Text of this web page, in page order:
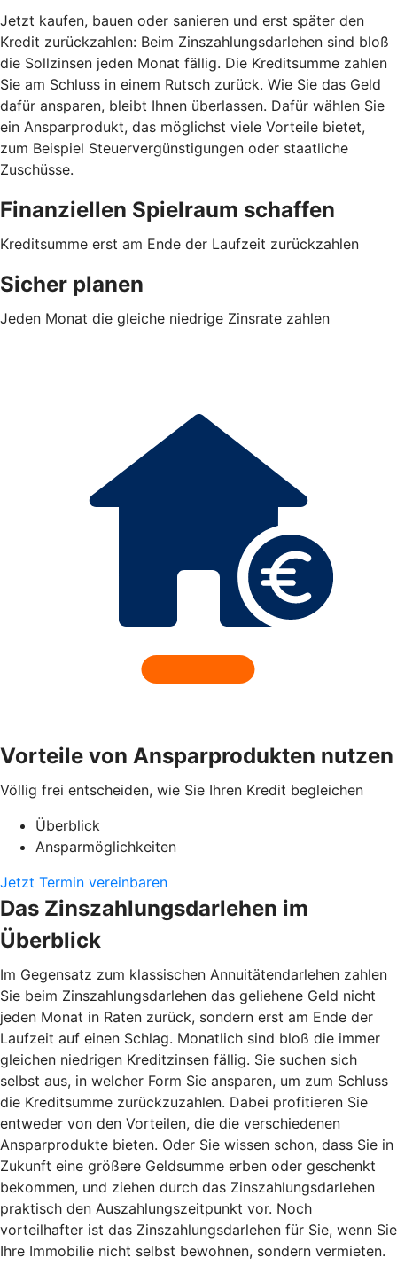
Jetzt kaufen, bauen oder sanieren und erst später den
Kredit zurückzahlen: Beim Zinszahlungsdarlehen sind bloß
die Sollzinsen jeden Monat fällig. Die Kreditsumme zahlen
Sie am Schluss in einem Rutsch zurück. Wie Sie das Geld
dafür ansparen, bleibt Ihnen überlassen. Dafür wählen Sie
ein Ansparprodukt, das möglichst viele Vorteile bietet,
zum Beispiel Steuervergünstigungen oder staatliche
Zuschüsse.
Finanziellen Spielraum schaffen
Kreditsumme erst am Ende der Laufzeit zurückzahlen
Sicher planen
Jeden Monat die gleiche niedrige Zinsrate zahlen
Vorteile von Ansparprodukten nutzen
Völlig frei entscheiden, wie Sie Ihren Kredit begleichen
Überblick
Ansparmöglichkeiten
Jetzt Termin vereinbaren
Das Zinszahlungsdarlehen im
Überblick
Im Gegensatz zum klassischen Annuitätendarlehen zahlen
Sie beim Zinszahlungsdarlehen das geliehene Geld nicht
jeden Monat in Raten zurück, sondern erst am Ende der
Laufzeit auf einen Schlag. Monatlich sind bloß die immer
gleichen niedrigen Kreditzinsen fällig. Sie suchen sich
selbst aus, in welcher Form Sie ansparen, um zum Schluss
die Kreditsumme zurückzuzahlen. Dabei profitieren Sie
entweder von den Vorteilen, die die verschiedenen
Ansparprodukte bieten. Oder Sie wissen schon, dass Sie in
Zukunft eine größere Geldsumme erben oder geschenkt
bekommen, und ziehen durch das Zinszahlungsdarlehen
praktisch den Auszahlungszeitpunkt vor. Noch
vorteilhafter ist das Zinszahlungsdarlehen für Sie, wenn Sie
Ihre Immobilie nicht selbst bewohnen, sondern vermieten.